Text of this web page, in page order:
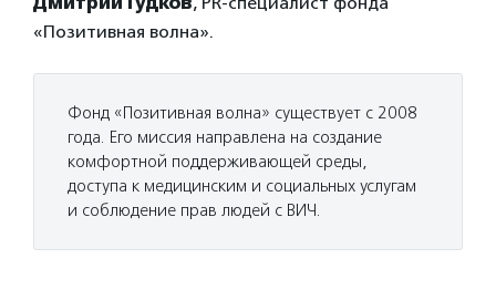
«Позитивная волна».
Фонд «Позитивная волна» существует с 2008
года. Его миссия направлена на создание
комфортной поддерживающей среды,
доступа к медицинским и социальных услугам
и соблюдение прав людей с ВИЧ.